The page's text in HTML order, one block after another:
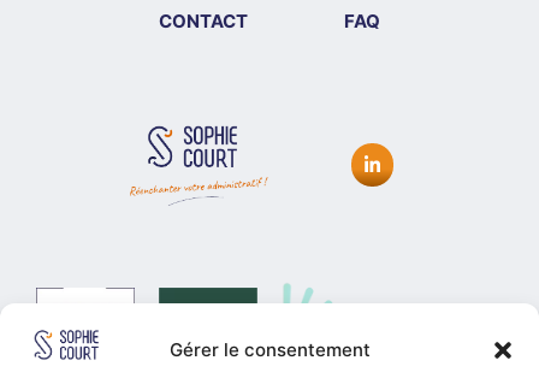
Gérer le consentement
CONTACT FAQ